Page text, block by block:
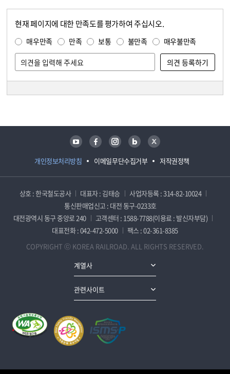
현재 페이지에 대한 만족도를 평가하여 주십시오.
매우만족 만족 보통 불만족 매우불만족
개인정보처리방침 이메일무단수집거부 저작권정책
유튜브 페이스북 인스타그램 블로그 트위터
상호 : 한국철도공사 대표자 : 김태승
사업자등록 : 314-82-10024
통신판매업신고 : 대전 동구-0233호
대전광역시 동구 중앙로 240
고객센터 : 1588-7788(이용료 : 발신자부담)
대표전화 : 042-472-5000
팩스 : 02-361-8385
COPYRIGHT ⓒ KOREA RAILROAD. ALL RIGHTS RESERVED.
계열사
관련사이트